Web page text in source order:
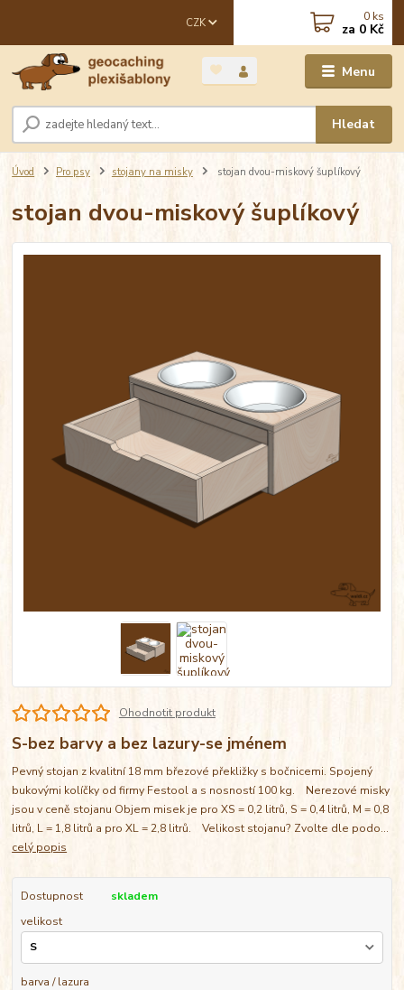
Menu
CZK
Hledat
0 ks
za 0 Kč
Úvod Pro psy stojany na misky stojan dvou-miskový šuplíkový
stojan dvou-miskový šuplíkový
Ohodnotit produkt
S-bez barvy a bez lazury-se jménem
Pevný stojan z kvalitní 18 mm březové překližky s bočnicemi. Spojený
bukovými kolíčky od firmy Festool a s nosností 100 kg. Nerezové misky
jsou v ceně stojanu Objem misek je pro XS = 0,2 litrů, S = 0,4 litrů, M = 0,8
litrů, L = 1,8 litrů a pro XL = 2,8 litrů. Velikost stojanu? Zvolte dle podo...
celý popis
Dostupnost
skladem
velikost
barva / lazura